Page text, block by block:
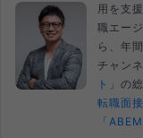
用を支
職エー
ら、年
チャン
ト」 の
転職面接
「